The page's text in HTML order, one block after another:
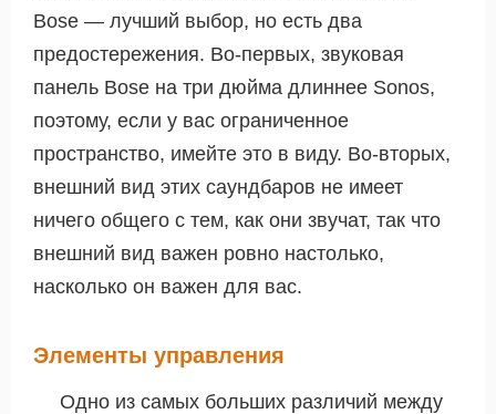
Bose — лучший выбор, но есть два
предостережения. Во-первых, звуковая
панель Bose на три дюйма длиннее Sonos,
поэтому, если у вас ограниченное
пространство, имейте это в виду. Во-вторых,
внешний вид этих саундбаров не имеет
ничего общего с тем, как они звучат, так что
внешний вид важен ровно настолько,
насколько он важен для вас.
Элементы управления
Одно из самых больших различий между